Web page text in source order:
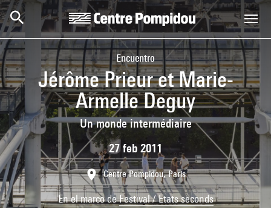
Skip to main content
Centre Pompidou
Encuentro
Jérôme Prieur et Marie-
Armelle Deguy
Un monde intermédiaire
27 feb 2011
Centre Pompidou, Paris
En el marco deFestival / Etats seconds